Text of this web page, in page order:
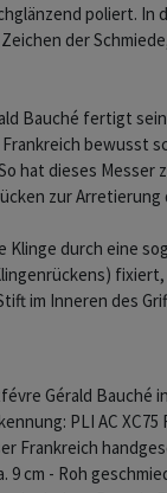
poliert. In
der
Bauché fertigt
bewusst
hat dieses Messer
zur Arretierung
Klinge durch eine
im Inneren des
Gérald Bauché
PLI AC XC75
Frankreich
9 cm - Roh